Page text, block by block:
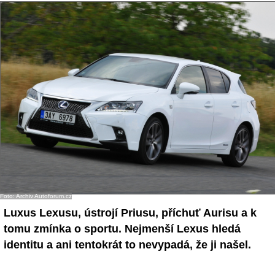
- Ostatní
Diskuzní fórum
Sledujte nás!
Foto: Archiv Autoforum.cz
Luxus Lexusu, ústrojí Priusu, příchuť Aurisu a k
tomu zmínka o sportu. Nejmenší Lexus hledá
identitu a ani tentokrát to nevypadá, že ji našel.